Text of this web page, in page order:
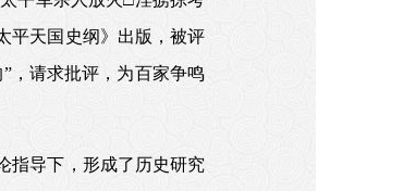
平天国史纲》出版，被评
，请求批评，为百家争鸣
指导下，形成了历史研究